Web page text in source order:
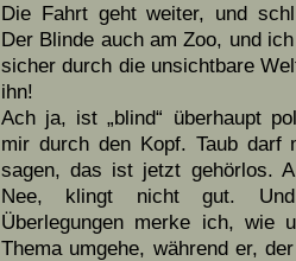
Die Fahrt geht weiter, und
Der Blinde auch am Zoo, und
sicher durch die unsichtbare
ihn!
Ach ja, ist „blind“ überhaupt
mir durch den Kopf. Taub darf
sagen, das ist jetzt gehörlos.
Nee, klingt nicht gut.
Überlegungen merke ich, wie
Thema umgehe, während er,